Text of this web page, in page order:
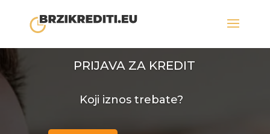
PRIJAVA ZA KREDIT
Koji iznos trebate?